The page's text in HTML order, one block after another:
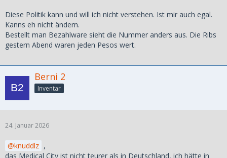
Diese Politik kann und will ich nicht verstehen. Ist mir auch egal.
Kanns eh nicht ändern.
Bestellt man Bezahlware sieht die Nummer anders aus. Die Ribs
gestern Abend waren jeden Pesos wert.
Berni 2
Inventar
24. Januar 2026
knuddlz ,
das Medical City ist nicht teurer als in Deutschland, ich hätte in